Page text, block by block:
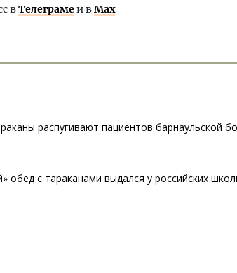
вТелеграмеи вMax
распугивают пациентов барнаульской
обед с тараканами выдался у российских